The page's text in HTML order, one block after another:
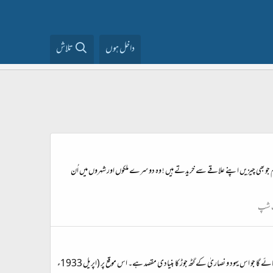
داخل ہوں تلاش
جو بھی چیزیں اپنے علاقے سے خریدتے ہیں ! وہ دوسرے ملکوں اور شہروں میں اُن
شپ
ہم اپنے قاری کی توجہ اپریل 1933ء کے ایک واقعہ کی طرف مبذو ل کراتے ہیں جس سے اُن کی سمجھ میں بین الاقوامی مالیاتی نظام میں روپے اور دولت کی قانونی چوری کا طریقہ کار سمجھ میں آ جائے گا جو اس یہود و نصاریٰ کے گٹھ جوڑ کا بنیادی مقصد ہے۔ اس موقع پر (اپریل 1933ء